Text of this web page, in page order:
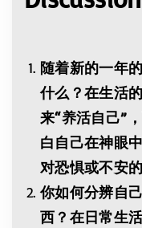
随着新的一年
什么？在生活
来“养活自己”
白自己在神眼
对恐惧或不安
你如何分辨自
西？在日常生